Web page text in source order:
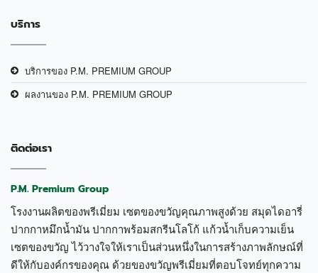
บริการ
บริการของ P.M. PREMIUM GROUP
ผลงานของ P.M. PREMIUM GROUP
ติดต่อเรา
P.M. Premium Group
โรงงานผลิตของพรีเมี่ยม เซตของขวัญคุณภาพสูงด้วย สมุดไดอารี่
ปากกาหมึกน้ำมัน ปากกาพร้อมสกรีนโลโก้ แก้วน้ำเก็บความเย็น
เซตของขวัญ ไว้วางใจให้เราเป็นส่วนหนึ่งในการสร้างภาพลักษณ์ที่
ดีให้กับองค์กรของคุณ ด้วยของขวัญพรีเมี่ยมที่ตอบโจทย์ทุกความ